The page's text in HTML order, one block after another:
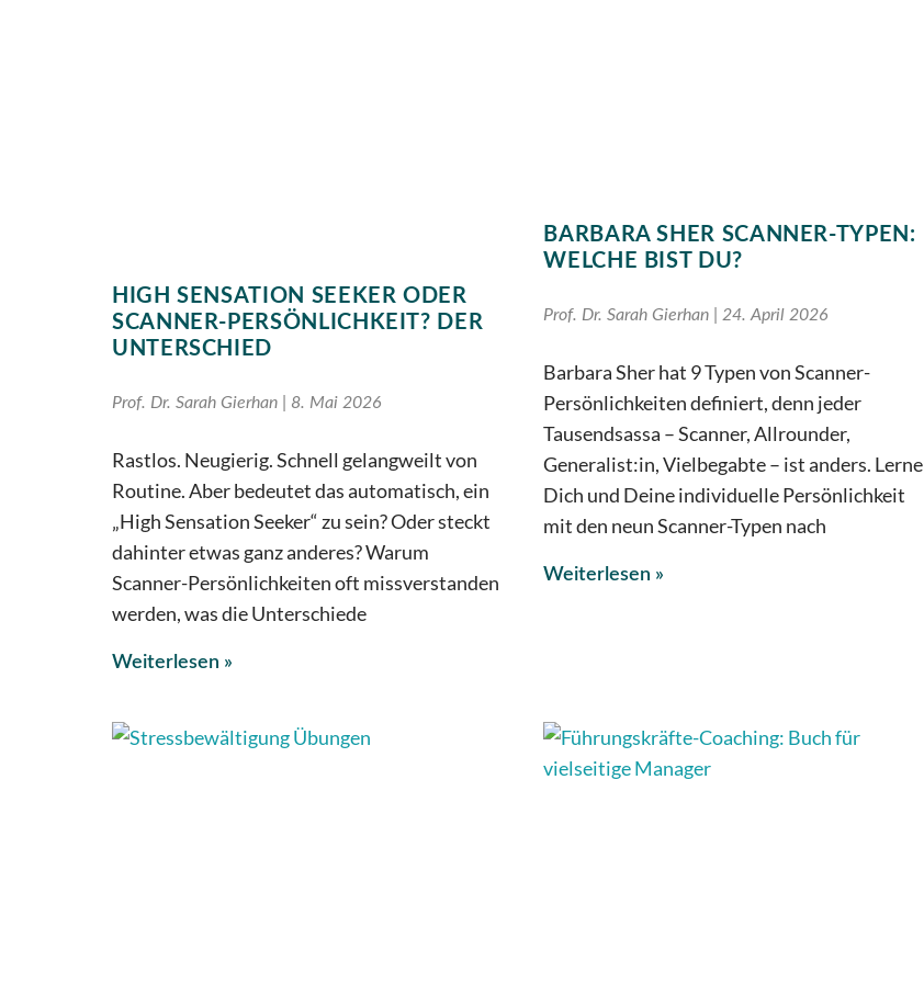
HIGH SENSATION SEEKER ODER
SCANNER-PERSÖNLICHKEIT? DER
UNTERSCHIED
Prof. Dr. Sarah Gierhan 8. Mai 2026
Rastlos. Neugierig. Schnell gelangweilt von
Routine. Aber bedeutet das automatisch, ein
„High Sensation Seeker“ zu sein? Oder steckt
dahinter etwas ganz anderes? Warum
Scanner-Persönlichkeiten oft missverstanden
werden, was die Unterschiede
Weiterlesen »
BARBARA SHER SCANNER-TYPEN:
WELCHE BIST DU?
Prof. Dr. Sarah Gierhan 24. April 2026
Barbara Sher hat 9 Typen von Scanner-
Persönlichkeiten definiert, denn jeder
Tausendsassa – Scanner, Allrounder,
Generalist:in, Vielbegabte – ist anders. Lerne
Dich und Deine individuelle Persönlichkeit
mit den neun Scanner-Typen nach
Weiterlesen »